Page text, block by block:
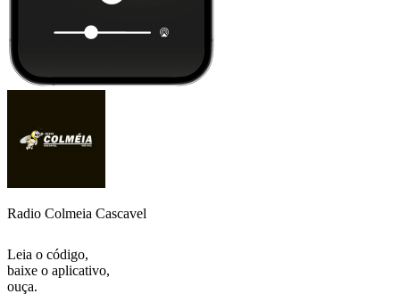
Radio Colmeia Cascavel
Leia o código,
baixe o aplicativo,
ouça.